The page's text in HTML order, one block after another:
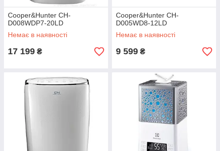
Cooper&Hunter CH-
D008WDP7-20LD
Немає в наявності
17 199 ₴
Cooper&Hunter CH-
D005WD8-12LD
Немає в наявності
9 599 ₴